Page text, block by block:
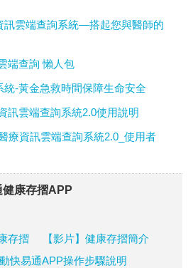
訊雲端查詢系統—搭起您與醫師的
端查詢 懶人包
統-黃金急救時間保障生命安全
訊雲端查詢系統2.0使用說明
療資訊雲端查詢系統2.0_使用者
康存摺APP
存摺
【影片】健康存摺簡介
快易通APP操作步驟說明